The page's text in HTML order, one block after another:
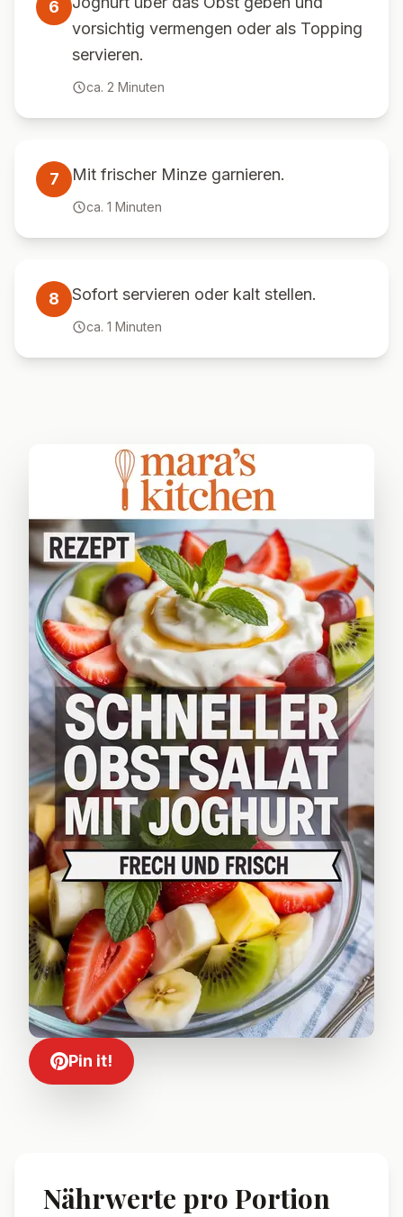
6
vorsichtig vermengen oder als Topping
servieren.
ca. 2 Minuten
7 Mit frischer Minze garnieren.
ca. 1 Minuten
8 Sofort servieren oder kalt stellen.
ca. 1 Minuten
Pin it!
Nährwerte pro Portion